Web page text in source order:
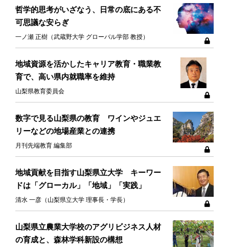
哲学的思考がいざなう、日常の底にある不
可思議な安らぎ
一ノ瀬 正樹（武蔵野大学 グローバル学部 教授）
地域資源を活かしたキャリア教育・職業教
育で、高い県内就職率を維持
山梨県教育委員会
数字で見る山梨県の教育 ワインやジュエ
リーなどの地場産業との連携
月刊先端教育 編集部
地域貢献を目指す山梨県立大学 キーワー
ドは「グローカル」「地域」「実践」
清水 一彦（山梨県立大学 理事長・学長）
山梨県立農業大学校のアグリビジネス人材
の育成と、森林学科新設の構想